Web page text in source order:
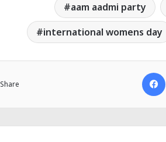
aam aadmi party
international womens day
Share